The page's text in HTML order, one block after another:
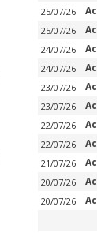
25/07/26
25/07/26
24/07/26
24/07/26
23/07/26
23/07/26
22/07/26
22/07/26
21/07/26
20/07/26
20/07/26